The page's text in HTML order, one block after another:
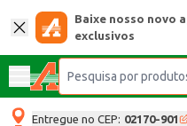
Baixe nosso novo
exclusivos
Entregue no CEP: 02170-901